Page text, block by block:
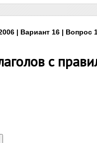
| Вариант 16 | Вопрос
с